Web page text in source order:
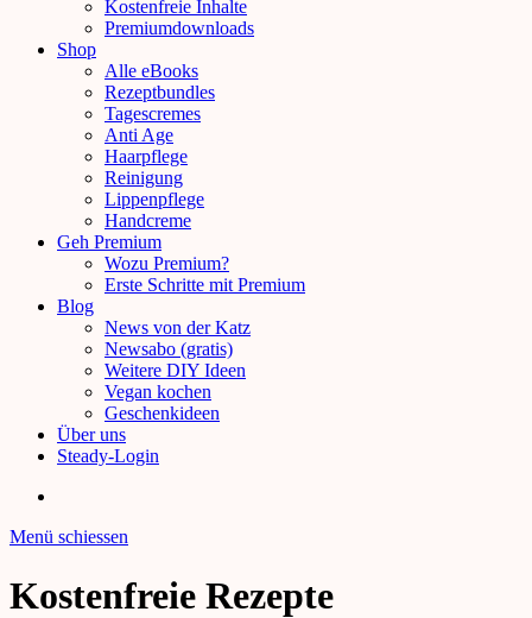
Kostenfreie Inhalte
Premiumdownloads
Shop
Alle eBooks
Rezeptbundles
Tagescremes
Anti Age
Haarpflege
Reinigung
Lippenpflege
Handcreme
Geh Premium
Wozu Premium?
Erste Schritte mit Premium
Blog
News von der Katz
Newsabo (gratis)
Weitere DIY Ideen
Vegan kochen
Geschenkideen
Über uns
Steady-Login
Menü schiessen
Kostenfreie Rezepte